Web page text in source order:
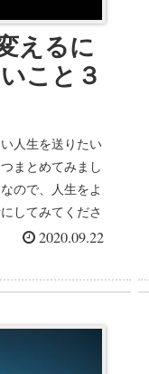
えるに
こと３
人生を送りたい
まとめてみまし
ので、人生をよ
してみてくださ
2020.09.22